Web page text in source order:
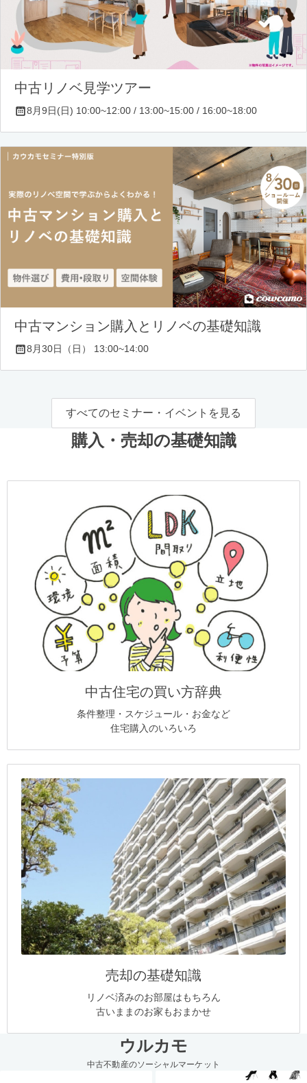
中古リノベ見学ツアー
8月9日(日) 10:00~12:00 / 13:00~15:00 / 16:00~18:00
中古マンション購入とリノベの基礎知識
8月30日（日） 13:00~14:00
すべてのセミナー・イベントを見る
購入・売却の基礎知識
中古住宅の買い方辞典
条件整理・スケジュール・お金など
住宅購入のいろいろ
売却の基礎知識
リノベ済みのお部屋はもちろん
古いままのお家もおまかせ
ウルカモ
中古不動産のソーシャルマーケット